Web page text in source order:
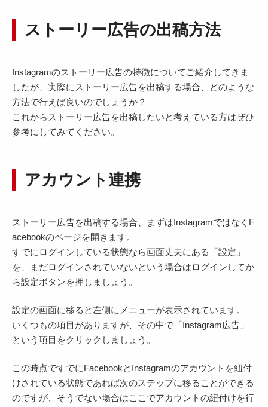
ストーリー広告の出稿方法
Instagramのストーリー広告の特徴についてご紹介してきま
したが、実際にストーリー広告を出稿する場合、どのような
方法で行えば良いのでしょうか？
これからストーリー広告を出稿したいと考えている方はぜひ
参考にしてみてください。
アカウント連携
ストーリー広告を出稿する場合、まずはInstagramではなくF
acebookのページを開きます。
すでにログインしている状態なら画面丈夫にある「設定」
を、まだログインされていないという場合はログインしてか
ら設定ボタンを押しましょう。
設定の画面に移ると左側にメニューが表示されています。
いくつもの項目がありますが、その中で「Instagram広告」
という項目をクリックしましょう。
この時点ですでにFacebookとInstagramのアカウントを紐付
けされている状態であれば次のステップに移ることができる
のですが、そうでない場合はここでアカウントの紐付けを行